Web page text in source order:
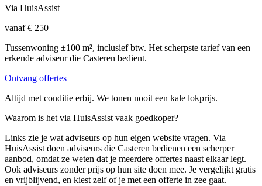
Via HuisAssist
vanaf € 250
Tussenwoning ±100 m², inclusief btw. Het scherpste tarief van een
erkende adviseur die Casteren bedient.
Ontvang offertes
Altijd met conditie erbij. We tonen nooit een kale lokprijs.
Waarom is het via HuisAssist vaak goedkoper?
Links zie je wat adviseurs op hun eigen website vragen. Via
HuisAssist doen adviseurs die Casteren bedienen een scherper
aanbod, omdat ze weten dat je meerdere offertes naast elkaar legt.
Ook adviseurs zonder prijs op hun site doen mee. Je vergelijkt gratis
en vrijblijvend, en kiest zelf of je met een offerte in zee gaat.